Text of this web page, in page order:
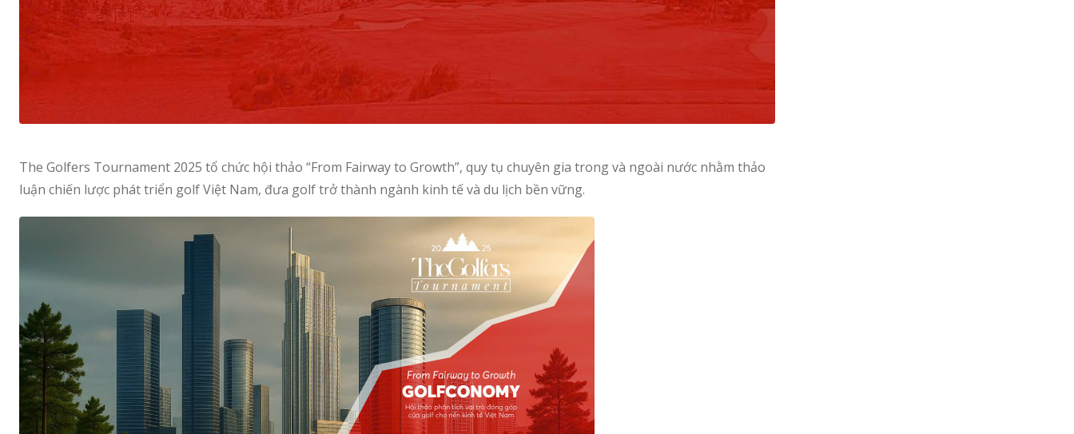
The Golfers Tournament 2025 tổ chức hội thảo “From Fairway to Growth”, quy tụ chuyên gia trong và ngoài nước nhằm thảo
luận chiến lược phát triển golf Việt Nam, đưa golf trở thành ngành kinh tế và du lịch bền vững.